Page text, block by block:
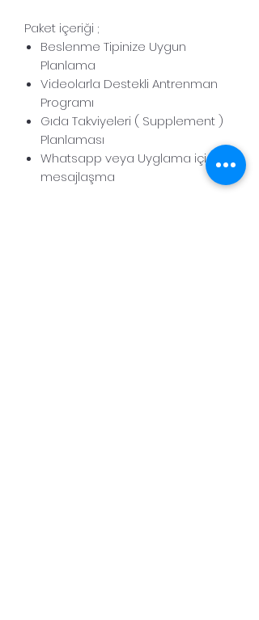
Paket içeriği ;
Beslenme Tipinize Uygun
Planlama
Videolarla Destekli Antrenman
Programı
Gıda Takviyeleri ( Supplement )
Planlaması
Whatsapp veya Uyglama içi
mesajlaşma